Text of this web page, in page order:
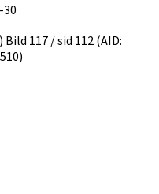
30
117 / sid 112 (AID: